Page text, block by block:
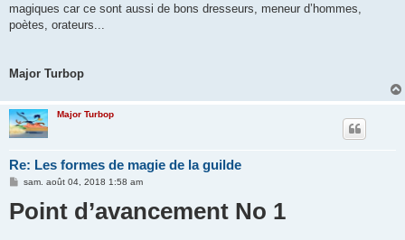
magiques car ce sont aussi de bons dresseurs, meneur d’hommes,
poètes, orateurs...
Major Turbop
Major Turbop
Re: Les formes de magie de la guilde
M
s
s
sam. août 04, 2018 1:58 am
Point d’avancement No 1